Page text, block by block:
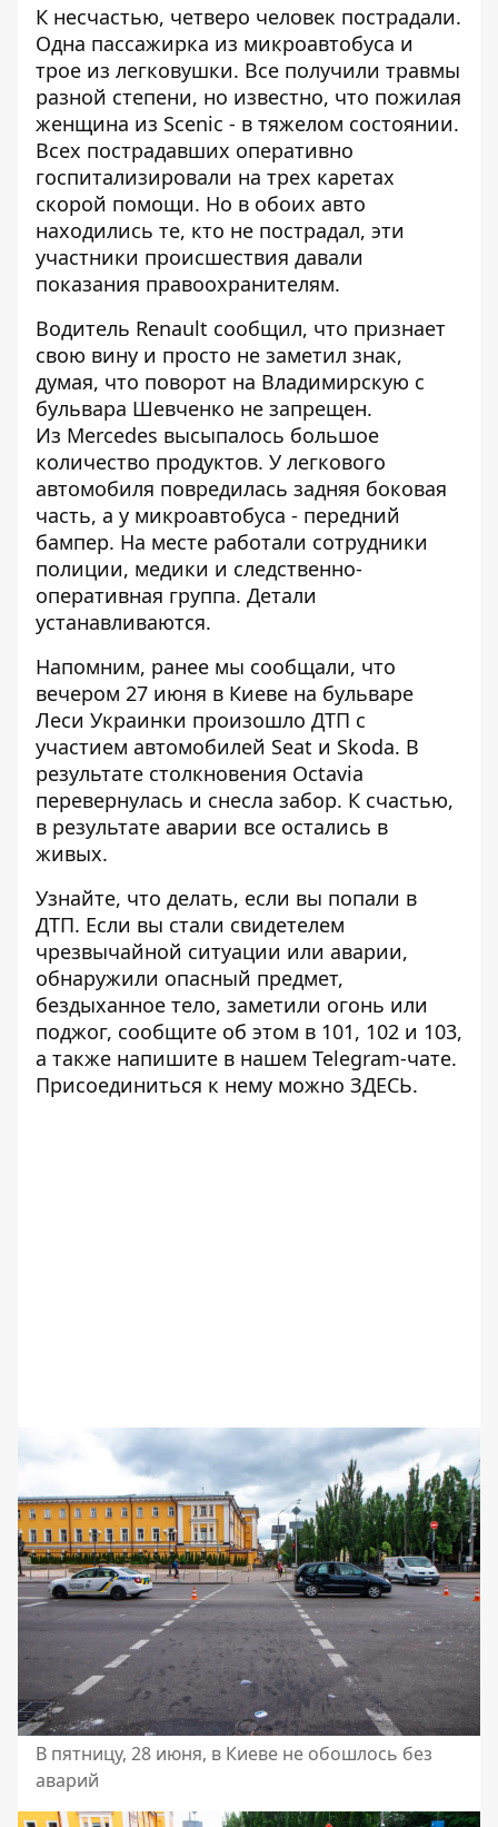
К несчастью, четверо человек пострадали.
Одна пассажирка из микроавтобуса и
трое из легковушки. Все получили травмы
разной степени, но известно, что пожилая
женщина из Scenic - в тяжелом состоянии.
Всех пострадавших оперативно
госпитализировали на трех каретах
скорой помощи. Но в обоих авто
находились те, кто не пострадал, эти
участники происшествия давали
показания правоохранителям.
Водитель Renault сообщил, что признает
свою вину и просто не заметил знак,
думая, что поворот на Владимирскую с
бульвара Шевченко не запрещен.
Из Mercedes высыпалось большое
количество продуктов. У легкового
автомобиля повредилась задняя боковая
часть, а у микроавтобуса - передний
бампер. На месте работали сотрудники
полиции, медики и следственно-
оперативная группа. Детали
устанавливаются.
Напомним, ранее мы сообщали, что
вечером 27 июня в Киеве на бульваре
Леси Украинки произошло ДТП с
участием автомобилей Seat и Skoda. В
результате столкновения Octavia
перевернулась и снесла забор. К счастью,
в результате аварии все остались в
живых.
Узнайте, что делать, если вы попали в
ДТП. Если вы стали свидетелем
чрезвычайной ситуации или аварии,
обнаружили опасный предмет,
бездыханное тело, заметили огонь или
поджог, сообщите об этом в 101, 102 и 103,
а также напишите в нашем Telegram-чате.
Присоединиться к нему можно ЗДЕСЬ.
В пятницу, 28 июня, в Киеве не обошлось без
аварий